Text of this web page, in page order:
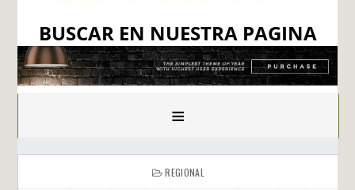
BUSCAR EN NUESTRA PAGINA
≡
REGIONAL